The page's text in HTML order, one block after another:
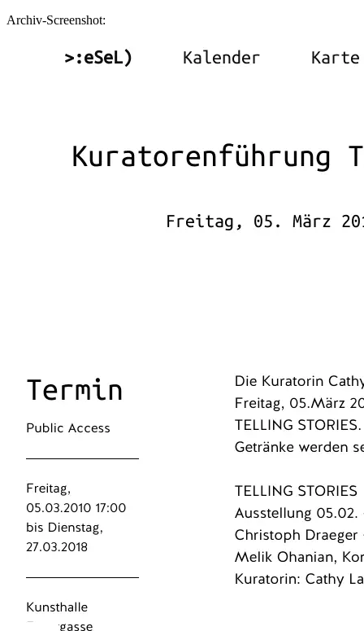
Archiv-Screenshot: